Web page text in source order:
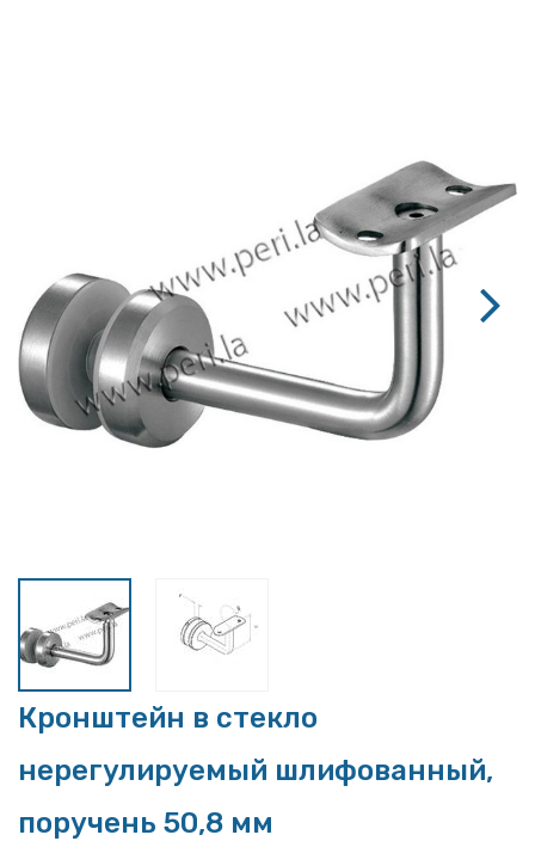
Кронштейн в стекло
нерегулируемый шлифованный,
поручень 50,8 мм